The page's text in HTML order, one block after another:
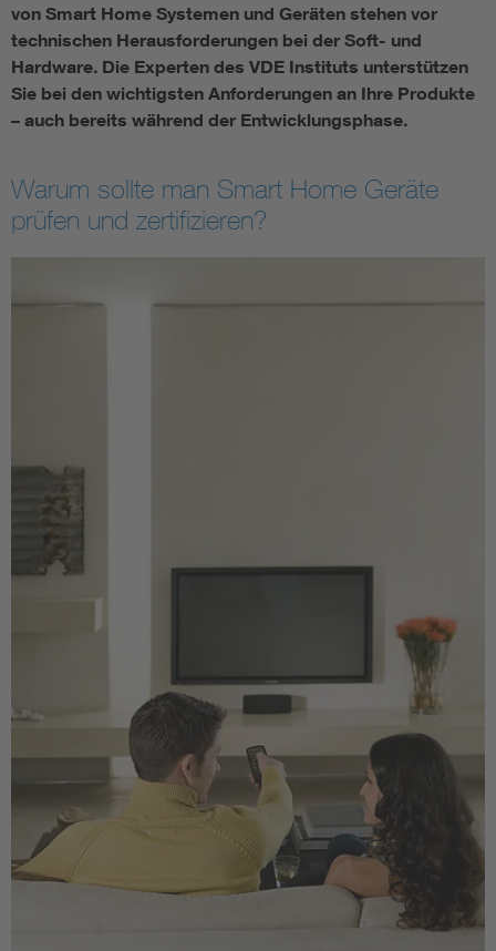
Energy storage
Functional safety
von Smart Home Systemen und Geräten stehen vor
technischen Herausforderungen bei der Soft- und
Hardware. Die Experten des VDE Instituts unterstützen
Sie bei den wichtigsten Anforderungen an Ihre Produkte
– auch bereits während der Entwicklungsphase.
Warum sollte man Smart Home Geräte
prüfen und zertifizieren?